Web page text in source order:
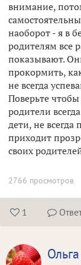
внимание,
наоборот - я в
родителям все
показывают.
прокормить,
не всегда
Поверьте
родители
дети, не
приходит
своих
2766 просмотров
 1 